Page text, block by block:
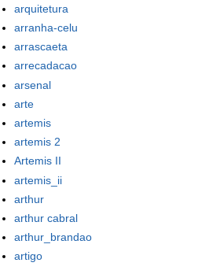
arquitetura
arranha-celu
arrascaeta
arrecadacao
arsenal
arte
artemis
artemis 2
Artemis II
artemis_ii
arthur
arthur cabral
arthur_brandao
artigo